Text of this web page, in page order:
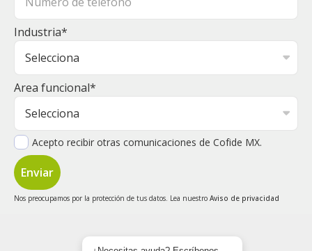
Industria*
Area funcional*
Acepto recibir otras comunicaciones de Cofide MX.
Nos preocupamos por la protección de tus datos. Lea nuestro Aviso de privacidad